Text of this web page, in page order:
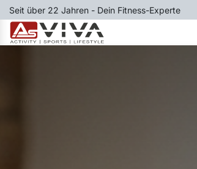
Zum Inhalt springen
Seit über 22 Jahren - Dein Fitness-Experte